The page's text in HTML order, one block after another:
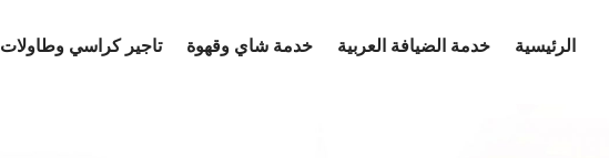
الرئيسية خدمة الضيافة العربية خدمة شاي وقهوة تاجير كراسي وطاولات